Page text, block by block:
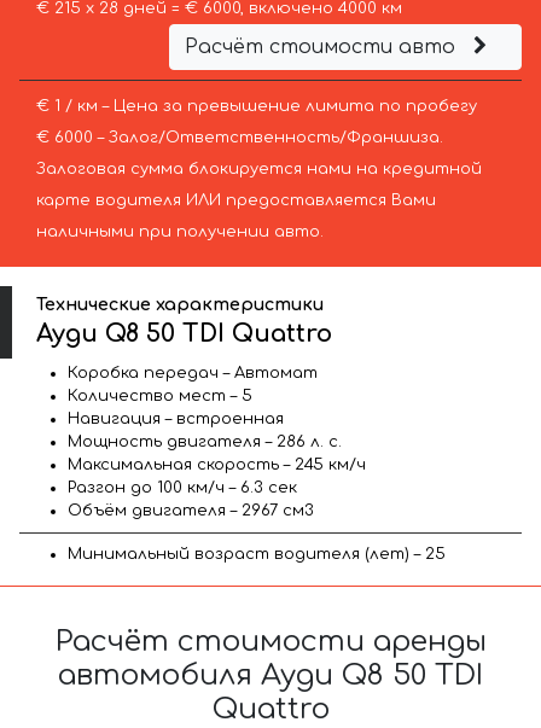
€ 215 х 28 дней = € 6000, включено 4000 км
Расчёт стоимости авто
€ 1 / км – Цена за превышение лимита по пробегу
€ 6000 – Залог/Ответственность/Франшиза.
Залоговая сумма блокируется нами на кредитной
карте водителя ИЛИ предоставляется Вами
наличными при получении авто.
Технические характеристики
Ауди Q8 50 TDI Quattro
Коробка передач – Автомат
Количество мест – 5
Навигация – встроенная
Мощность двигателя – 286 л. с.
Максимальная скорость – 245 км/ч
Разгон до 100 км/ч – 6.3 сек
Объём двигателя – 2967 см3
Минимальный возраст водителя (лет) – 25
Расчёт стоимости аренды
автомобиля Ауди Q8 50 TDI
Quattro